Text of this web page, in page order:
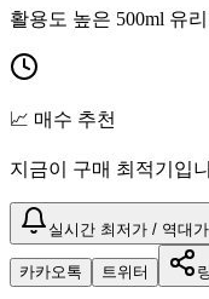
활용도 높은 500ml 유리
📈 매수 추천
지금이 구매 최적기입
실시간 최저가 / 역대
카카오톡 트위터